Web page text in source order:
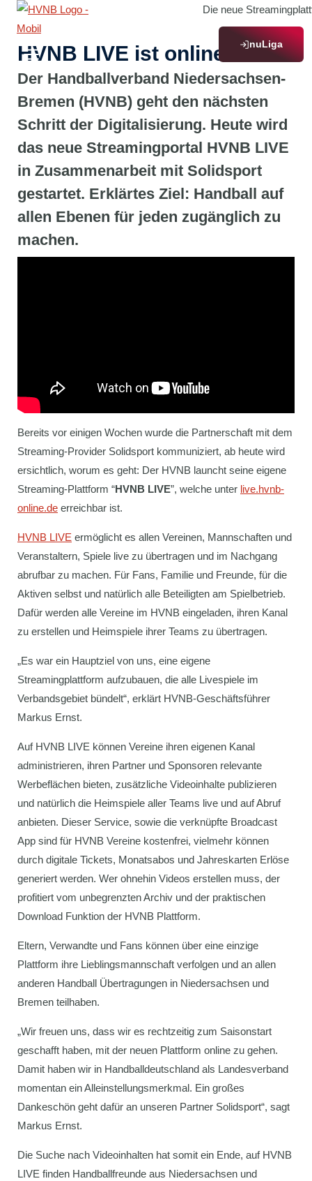
Zum
Inhalt
springen
nuLiga
Die neue
HVNB LIVE ist online
Der Handballverband Niedersachsen-
Bremen (HVNB) geht den nächsten
Schritt der Digitalisierung. Heute wird
das neue Streamingportal HVNB LIVE
in Zusammenarbeit mit Solidsport
gestartet. Erklärtes Ziel: Handball auf
allen Ebenen für jeden zugänglich zu
machen.
Bereits vor einigen Wochen wurde die Partnerschaft mit dem
Streaming-Provider Solidsport kommuniziert, ab heute wird
ersichtlich, worum es geht: Der HVNB launcht seine eigene
Streaming-Plattform “HVNB LIVE”, welche unter live.hvnb-
online.de erreichbar ist.
HVNB LIVE ermöglicht es allen Vereinen, Mannschaften und
Veranstaltern, Spiele live zu übertragen und im Nachgang
abrufbar zu machen. Für Fans, Familie und Freunde, für die
Aktiven selbst und natürlich alle Beteiligten am Spielbetrieb.
Dafür werden alle Vereine im HVNB eingeladen, ihren Kanal
zu erstellen und Heimspiele ihrer Teams zu übertragen.
„Es war ein Hauptziel von uns, eine eigene
Streamingplattform aufzubauen, die alle Livespiele im
Verbandsgebiet bündelt“, erklärt HVNB-Geschäftsführer
Markus Ernst.
Auf HVNB LIVE können Vereine ihren eigenen Kanal
administrieren, ihren Partner und Sponsoren relevante
Werbeflächen bieten, zusätzliche Videoinhalte publizieren
und natürlich die Heimspiele aller Teams live und auf Abruf
anbieten. Dieser Service, sowie die verknüpfte Broadcast
App sind für HVNB Vereine kostenfrei, vielmehr können
durch digitale Tickets, Monatsabos und Jahreskarten Erlöse
generiert werden. Wer ohnehin Videos erstellen muss, der
profitiert vom unbegrenzten Archiv und der praktischen
Download Funktion der HVNB Plattform.
Eltern, Verwandte und Fans können über eine einzige
Plattform ihre Lieblingsmannschaft verfolgen und an allen
anderen Handball Übertragungen in Niedersachsen und
Bremen teilhaben.
„Wir freuen uns, dass wir es rechtzeitig zum Saisonstart
geschafft haben, mit der neuen Plattform online zu gehen.
Damit haben wir in Handballdeutschland als Landesverband
momentan ein Alleinstellungsmerkmal. Ein großes
Dankeschön geht dafür an unseren Partner Solidsport“, sagt
Markus Ernst.
Die Suche nach Videoinhalten hat somit ein Ende, auf HVNB
LIVE finden Handballfreunde aus Niedersachsen und